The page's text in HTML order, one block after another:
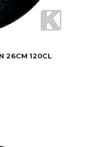
26CM 120CL